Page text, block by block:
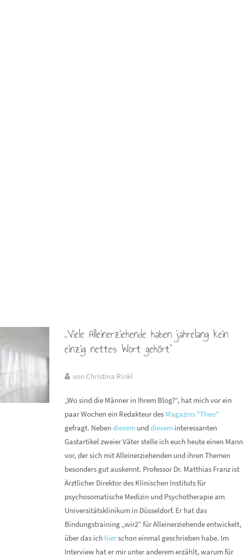
„Viele Alleinerziehende haben jahrelang kein
einzig nettes Wort gehört“
von Christina Rinkl
„Wo sind die Männer in Ihrem Blog?“, hat mich vor ein
paar Wochen ein Redakteur des Magazins "Theo"
gefragt. Nebendiesem unddiesem interessanten
Gastartikel zweier Väter stelle ich euch heute einen Mann
vor, der sich mit Alleinerziehenden und ihren Themen
besonders gut auskennt. Professor Dr. Matthias Franz ist
Ärztlicher Direktor des Klinischen Instituts für
psychosomatische Medizin und Psychotherapie am
Universitätsklinikum in Düsseldorf. Er hat das
Bindungstraining „wir2“ für Alleinerziehende entwickelt,
über das ich hierschon einmal geschrieben habe. Im
Interview hat er mir unter anderem erzählt, warum für